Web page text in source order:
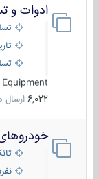
ادوات و
Equipment
6,022 ارسال ها
خودروهای
تانک